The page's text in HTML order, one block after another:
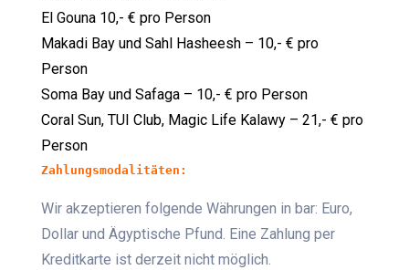
El Gouna 10,- € pro Person
Makadi Bay und Sahl Hasheesh – 10,- € pro
Person
Soma Bay und Safaga – 10,- € pro Person
Coral Sun, TUI Club, Magic Life Kalawy – 21,- € pro
Person
Zahlungsmodalitäten:
Wir akzeptieren folgende Währungen in bar: Euro,
Dollar und Ägyptische Pfund. Eine Zahlung per
Kreditkarte ist derzeit nicht möglich.